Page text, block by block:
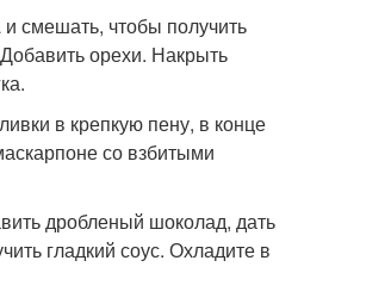
смешать, чтобы получить
орехи. Накрыть
в крепкую пену, в конце
со взбитыми
дробленый шоколад, дать
гладкий соус. Охладите в